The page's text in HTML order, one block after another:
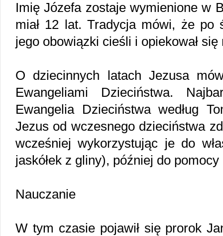
Imię Józefa zostaje wymienione w
miał 12 lat. Tradycja mówi, że po
jego obowiązki cieśli i opiekował się
O dziecinnych latach Jezusa
Ewangeliami Dzieciństwa.
Ewangelia Dzieciństwa według
Jezus od wczesnego dzieciństwa
wcześniej wykorzystując je do
jaskółek z gliny), później do
Nauczanie
W tym czasie pojawił się prorok